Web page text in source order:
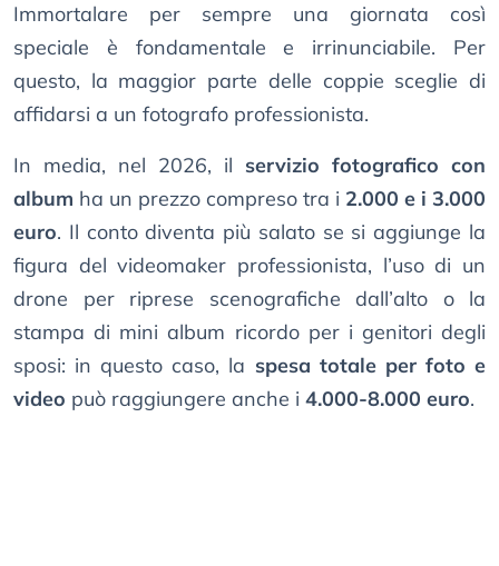
Immortalare per sempre una giornata così
speciale è fondamentale e irrinunciabile. Per
questo, la maggior parte delle coppie sceglie di
affidarsi a un fotografo professionista.
In media, nel 2026, il servizio fotografico con
album ha un prezzo compreso tra i 2.000 e i 3.000
euro. Il conto diventa più salato se si aggiunge la
figura del videomaker professionista, l’uso di un
drone per riprese scenografiche dall’alto o la
stampa di mini album ricordo per i genitori degli
sposi: in questo caso, la spesa totale per foto e
video può raggiungere anche i 4.000-8.000 euro.